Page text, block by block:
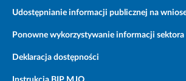
Udostępnianie informacji publicznej na
Ponowne wykorzystywanie informacji sektora
Deklaracja dostępności